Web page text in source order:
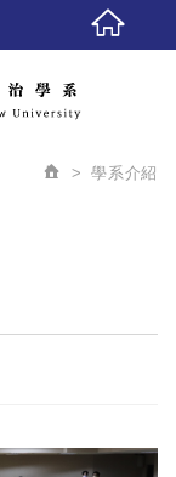
學系介紹